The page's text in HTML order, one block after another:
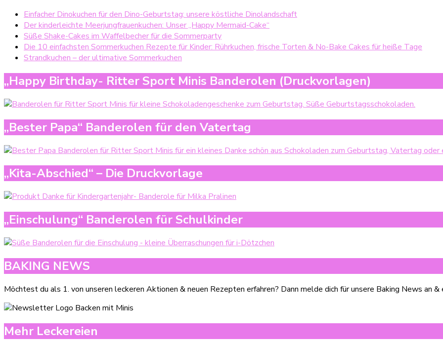
Einfacher Dinokuchen für den Dino-Geburtstag: unsere köstliche Dinolandschaft
Der kinderleichte Meerjungfrauenkuchen: Unser „Happy Mermaid-Cake“
Süße Shake-Cakes im Waffelbecher für die Sommerparty
Die 10 einfachsten Sommerkuchen Rezepte für Kinder: Rührkuchen, frische Torten & No-Bake Cakes für heiße Tage
Strandkuchen – der ultimative Sommerkuchen
„Happy Birthday- Ritter Sport Minis Banderolen (Druckvorlagen)
„Bester Papa“ Banderolen für den Vatertag
„Kita-Abschied“ – Die Druckvorlage
„Einschulung“ Banderolen für Schulkinder
BAKING NEWS
Möchtest du als 1. von unseren leckeren Aktionen & neuen Rezepten erfahren? Dann melde dich für unsere Baking News an
Mehr Leckereien